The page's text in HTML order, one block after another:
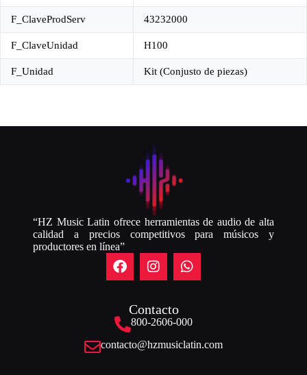
F_ClaveProdServ 43232000
F_ClaveUnidad H100
F_Unidad Kit (Conjusto de piezas)
“HZ Music Latin ofrece herramientas de audio de alta
calidad a precios competitivos para músicos y
productores en línea”
Contacto
800-2606-000
contacto@hzmusiclatin.com